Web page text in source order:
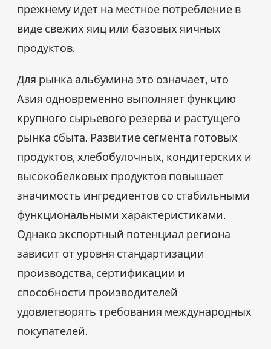
прежнему идет на местное потребление в
виде свежих яиц или базовых яичных
продуктов.
Для рынка альбумина это означает, что
Азия одновременно выполняет функцию
крупного сырьевого резерва и растущего
рынка сбыта. Развитие сегмента готовых
продуктов, хлебобулочных, кондитерских и
высокобелковых продуктов повышает
значимость ингредиентов со стабильными
функциональными характеристиками.
Однако экспортный потенциал региона
зависит от уровня стандартизации
производства, сертификации и
способности производителей
удовлетворять требования международных
покупателей.